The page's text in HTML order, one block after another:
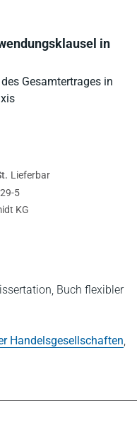
in
Gesamtertrages in
Buch flexibler
Handelsgesellschaften
Lieferbar
5
KG